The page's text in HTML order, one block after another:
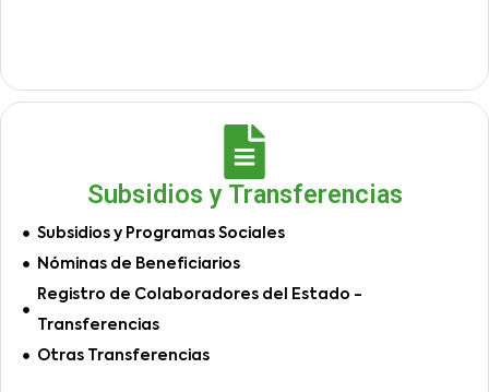
Subsidios y Transferencias
Subsidios y Programas Sociales
Nóminas de Beneficiarios
Registro de Colaboradores del Estado -
Transferencias
Otras Transferencias